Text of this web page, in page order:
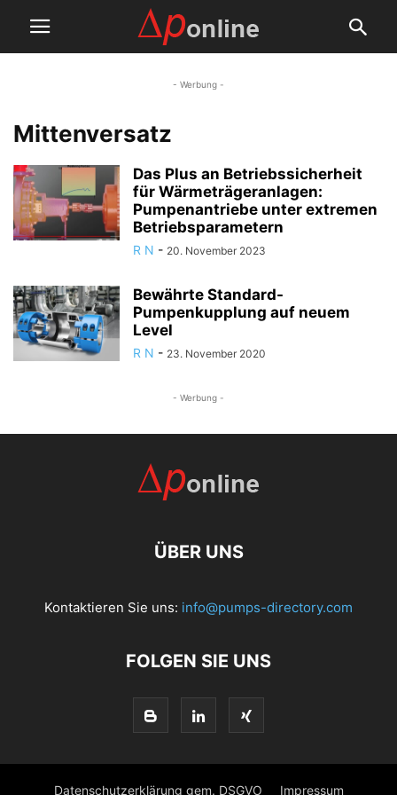
- Werbung -
Mittenversatz
Das Plus an Betriebssicherheit
für Wärmeträgeranlagen:
Pumpenantriebe unter extremen
Betriebsparametern
R N - 20. November 2023
Bewährte Standard-
Pumpenkupplung auf neuem
Level
R N - 23. November 2020
- Werbung -
ÜBER UNS
Kontaktieren Sie uns: info@pumps-directory.com
FOLGEN SIE UNS
Datenschutzerklärung gem. DSGVO Impressum